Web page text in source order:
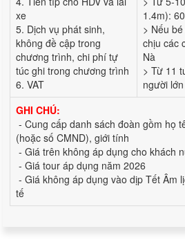
xe
5. Dịch vụ phát sinh,
không đề cập trong
chương trình, chi phí tự
túc ghi trong chương trình
6. VAT
1.4m):
> Nếu
chịu các
Nà
> Từ 11
người lớn
GHI CHÚ:
- Cung cấp danh sách đoàn gồm họ
(hoặc số CMND), giới tính
- Giá trên không áp dụng cho khách
- Giá tour áp dụng năm 2026
- Giá không áp dụng vào dịp Tết Âm
tế